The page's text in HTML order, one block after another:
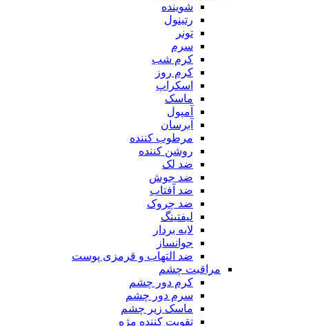
شوینده
رتینول
تونر
سرم
کرم شب
کرم روز
اسکراپ
ماسک
آمپول
آبرسان
مرطوب کننده
روشن کننده
ضد لک
ضد جوش
ضد آفتاب
ضد چروک
لیفتینگ
لایه بردار
جوانساز
ضد التهاب و قرمزی پوست
مراقبت چشم
کرم دور چشم
سرم دور چشم
ماسک زیر چشم
تقویت کننده مژه